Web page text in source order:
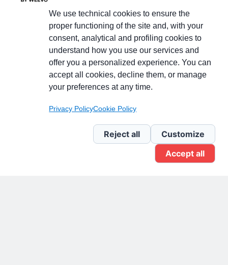
Partecipa alla discussione
Pagina Linkedin
Newsletter Linkedin
We use technical cookies to ensure the
proper functioning of the site and, with your
consent, analytical and profiling cookies to
understand how you use our services and
offer you a personalized experience. You can
accept all cookies, decline them, or manage
your preferences at any time.
Privacy PolicyCookie Policy
Reject all
Customize
Accept all